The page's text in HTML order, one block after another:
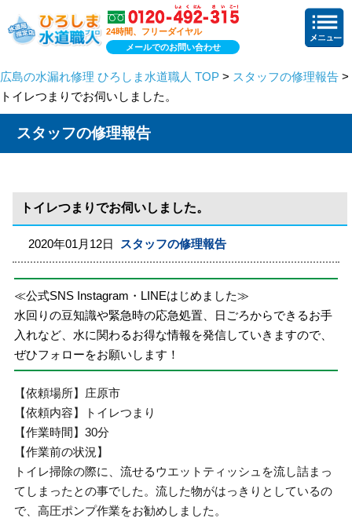
24時間、フリーダイヤル
メールでのお問い合わせ
広島の水漏れ修理 ひろしま水道職人 TOP > スタッフの修理報告 >
トイレつまりでお伺いしました。
スタッフの修理報告
トイレつまりでお伺いしました。
2020年01月12日 スタッフの修理報告
≪公式SNS Instagram・LINEはじめました≫
水回りの豆知識や緊急時の応急処置、日ごろからできるお手
入れなど、水に関わるお得な情報を発信していきますので、
ぜひフォローをお願いします！
【依頼場所】庄原市
【依頼内容】トイレつまり
【作業時間】30分
【作業前の状況】
トイレ掃除の際に、流せるウエットティッシュを流し詰まっ
てしまったとの事でした。流した物がはっきりとしているの
で、高圧ポンプ作業をお勧めしました。